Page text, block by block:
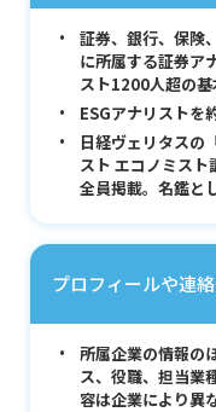
証券、銀行、保険
に所属する証券ア
スト1200人超の
ESGアナリストを
日経ヴェリタスの
スト エコノミス
全員掲載。名鑑と
プロフィールや連
所属企業の情報の
ス、役職、担当業
容は企業により異